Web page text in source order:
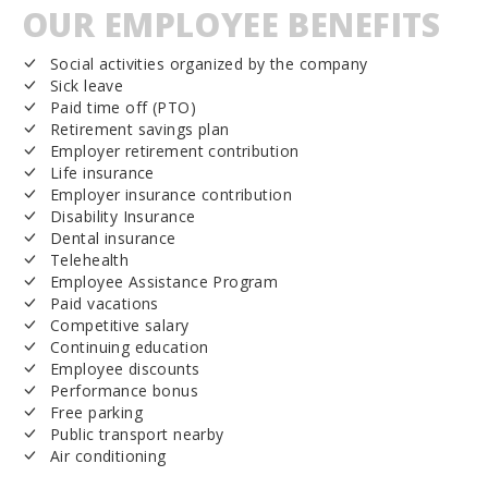
OUR EMPLOYEE BENEFITS
Social activities organized by the company
Sick leave
Paid time off (PTO)
Retirement savings plan
Employer retirement contribution
Life insurance
Employer insurance contribution
Disability Insurance
Dental insurance
Telehealth
Employee Assistance Program
Paid vacations
Competitive salary
Continuing education
Employee discounts
Performance bonus
Free parking
Public transport nearby
Air conditioning